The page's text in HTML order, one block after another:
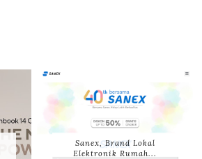
Sanex, Brand Lokal
Elektronik Rumah...